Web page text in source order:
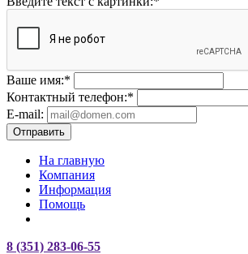
Ваше имя:*
Контактный телефон:*
E-mail:
Отправить
На главную
Компания
Информация
Помощь
8 (351) 283-06-55